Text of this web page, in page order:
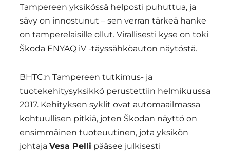
Tampereen yksikössä helposti puhuttua, ja
sävy on innostunut – sen verran tärkeä hanke
on tamperelaisille ollut. Virallisesti kyse on toki
Škoda ENYAQ iV -täyssähköauton näytöstä.
BHTC:n Tampereen tutkimus- ja
tuotekehitysyksikkö perustettiin helmikuussa
2017. Kehityksen syklit ovat automaailmassa
kohtuullisen pitkiä, joten Škodan näyttö on
ensimmäinen tuoteuutinen, jota yksikön
johtaja Vesa Pelli pääsee julkisesti